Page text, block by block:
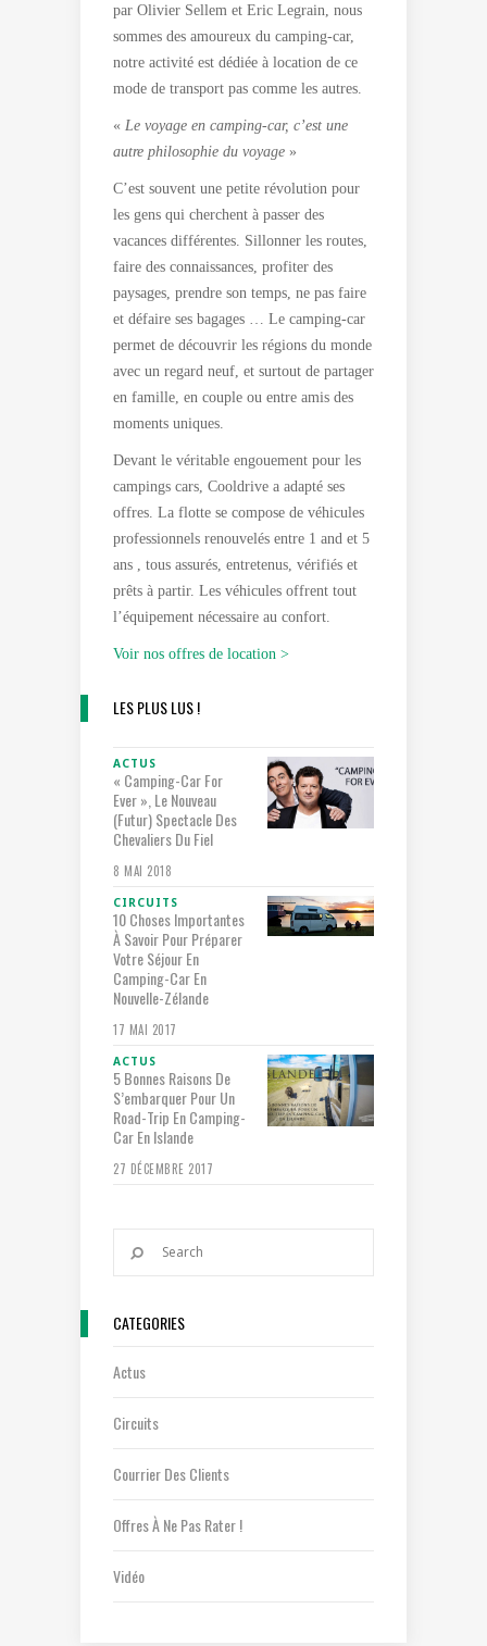
par Olivier Sellem et Eric Legrain, nous
sommes des amoureux du camping-car,
notre activité est dédiée à location de ce
mode de transport pas comme les autres.
« Le voyage en camping-car, c’est une
autre philosophie du voyage »
C’est souvent une petite révolution pour
les gens qui cherchent à passer des
vacances différentes. Sillonner les routes,
faire des connaissances, profiter des
paysages, prendre son temps, ne pas faire
et défaire ses bagages … Le camping-car
permet de découvrir les régions du monde
avec un regard neuf, et surtout de partager
en famille, en couple ou entre amis des
moments uniques.
Devant le véritable engouement pour les
campings cars, Cooldrive a adapté ses
offres. La flotte se compose de véhicules
professionnels renouvelés entre 1 and et 5
ans , tous assurés, entretenus, vérifiés et
prêts à partir. Les véhicules offrent tout
l’équipement nécessaire au confort.
Voir nos offres de location >
LES PLUS LUS !
ACTUS
« Camping-Car For
Ever », Le Nouveau
(futur) Spectacle Des
Chevaliers Du Fiel
8 MAI 2018
CIRCUITS
10 Choses Importantes
À Savoir Pour Préparer
Votre Séjour En
Camping-Car En
Nouvelle-Zélande
17 MAI 2017
ACTUS
5 Bonnes Raisons De
S’embarquer Pour Un
Road-Trip En Camping-
Car En Islande
27 DÉCEMBRE 2017
CATEGORIES
Actus
Circuits
Courrier Des Clients
Offres À Ne Pas Rater !
Vidéo